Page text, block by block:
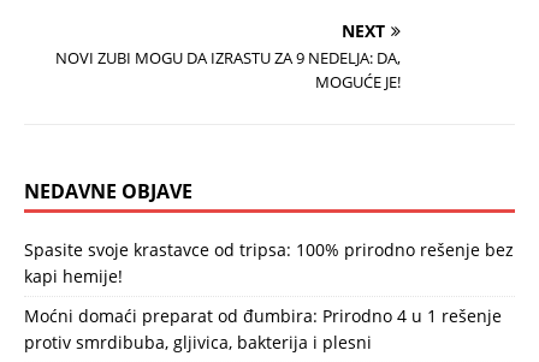
NEXT
NOVI ZUBI MOGU DA IZRASTU ZA 9 NEDELJA: DA,
MOGUĆE JE!
NEDAVNE OBJAVE
Spasite svoje krastavce od tripsa: 100% prirodno rešenje bez
kapi hemije!
Moćni domaći preparat od đumbira: Prirodno 4 u 1 rešenje
protiv smrdibuba, gljivica, bakterija i plesni